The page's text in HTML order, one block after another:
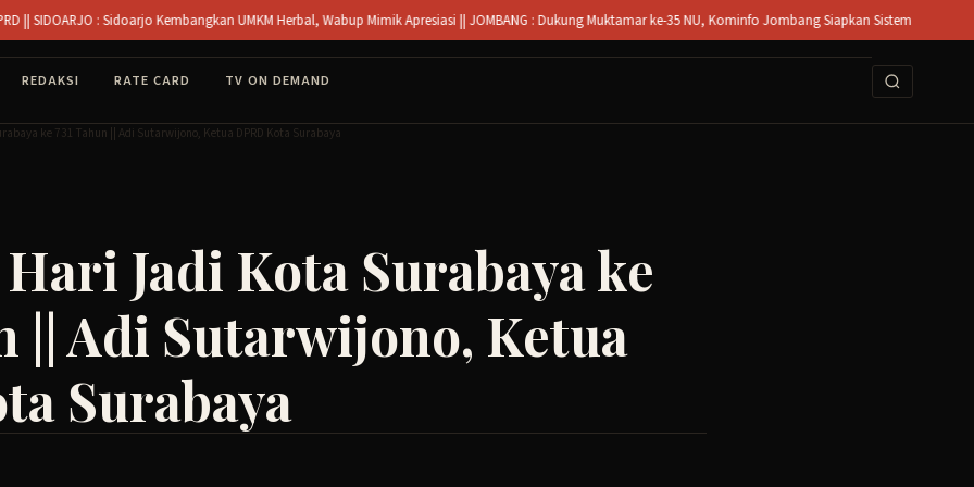
: Sidoarjo Kembangkan UMKM Herbal, Wabup Mimik Apresiasi || JOMBANG : Dukung Muktamar ke-35 NU, Kominfo Jombang Siapkan Sistem Rekam
REDAKSI RATE CARD TV ON DEMAND
ke 731 Tahun || Adi Sutarwijono, Ketua DPRD Kota Surabaya
Jadi Kota Surabaya ke
|| Adi Sutarwijono, Ketua
Surabaya